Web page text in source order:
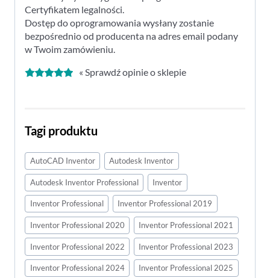
Certyfikatem legalności.
Dostęp do oprogramowania wysłany zostanie
bezpośrednio od producenta na adres email podany
w Twoim zamówieniu.
« Sprawdź opinie o sklepie
Tagi produktu
AutoCAD Inventor Autodesk Inventor
Autodesk Inventor Professional Inventor
Inventor Professional Inventor Professional 2019
Inventor Professional 2020 Inventor Professional 2021
Inventor Professional 2022 Inventor Professional 2023
Inventor Professional 2024 Inventor Professional 2025